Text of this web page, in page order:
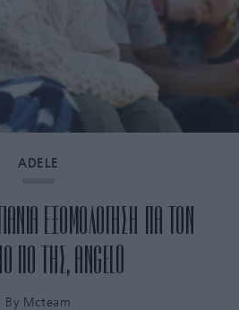
ADELE
ΕΞΟΜΟΛΟΓΗΣΗ ΓΙΑ ΤΟΝ
ΓΙΟ ΤΗΣ, ANGELO
By Mcteam